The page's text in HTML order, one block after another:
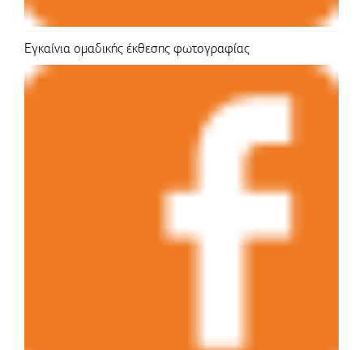
Εγκαίνια ομαδικής έκθεσης φωτογραφίας